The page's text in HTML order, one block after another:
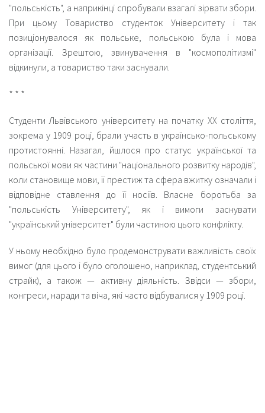
"польськість", а наприкінці спробували взагалі зірвати збори.
При цьому Товариство студенток Університету і так
позиціонувалося як польське, польською була і мова
організації. Зрештою, звинувачення в "космополітизмі"
відкинули, а товариство таки заснували.
* * *
Студенти Львівського університету на початку ХХ століття,
зокрема у 1909 році, брали участь в українсько-польському
протистоянні. Назагал, йшлося про статус української та
польської мови як частини "національного розвитку народів",
коли становище мови, її престиж та сфера вжитку означали і
відповідне ставлення до її носіїв. Власне боротьба за
"польськість Університету", як і вимоги заснувати
"український університет" були частиною цього конфлікту.
У ньому необхідно було продемонструвати важливість своїх
вимог (для цього і було оголошено, наприклад, студентський
страйк), а також — активну діяльність. Звідси — збори,
конгреси, наради та віча, які часто відбувалися у 1909 році.